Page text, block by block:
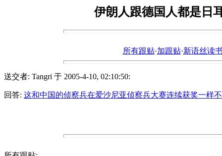
伊朗人跟德国人都是日
所有跟贴·加跟贴·新语丝读
送交者: Tangri 于 2005-4-10, 02:10:50:
回答: 这和中国的侦察兵在爱沙尼亚侦察兵大赛连续获奖一样